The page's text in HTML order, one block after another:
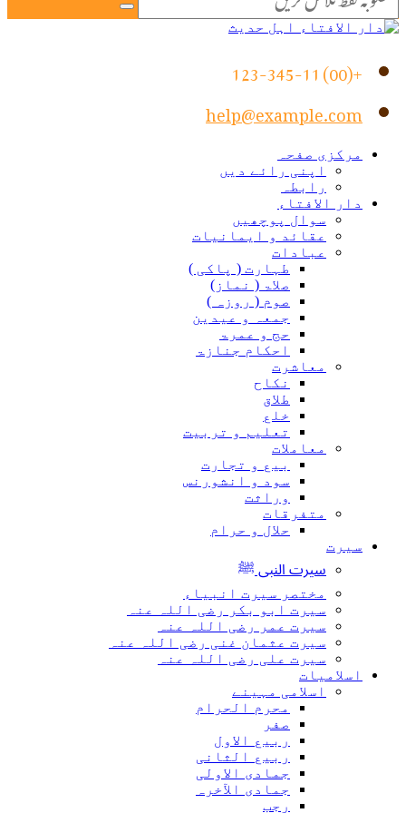
صفحہ
اپنی رائے دیں
رابطہ
الافتاء
سوال پوچھیں
عقائد و ایمانیات
عبادات
طہارت ( پاکی )
صلاۃ ( نماز)
صوم ( روزہ )
جمعہ و عیدین
حج و عمرۃ
احکام جنازۃ
معاشرت
نکاح
تعلیم و تربیت
معاملات
بیع و تجارت
سود و انشورنس
وراثت
متفرقات
حلال و حرام
سیرت النبی ﷺ
مختصر سیرت انبیاء
سیرت ابو بکر رضی اللہ عنہ
سیرت عمر رضی اللہ عنہ
سیرت عثمان غنی رضی اللہ عنہ
سیرت علی رضی اللہ عنہ
اسلامی مہینے
محرم الحرام
ربیع الاول
ربیع الثانی
جمادی الاولی
جمادی الآخرہ